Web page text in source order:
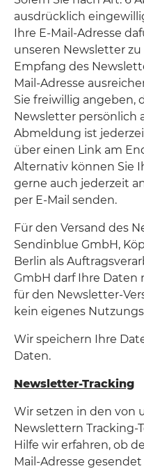
ausdrücklich
Ihre E-Mail-Adresse
unseren Newsletter
Empfang des
Mail-Adresse
Sie freiwillig angeben,
Newsletter persönlich
Abmeldung ist
über einen Link am
Alternativ können Sie
gerne auch jederzeit
per E-Mail senden.
Für den Versand des
Sendinblue GmbH,
Berlin als
GmbH darf Ihre Daten
für den Newsletter-
kein eigenes
Wir speichern Ihre
Daten.
Newsletter-Tracking
Wir setzen in den von
Newslettern Tracking-
Hilfe wir erfahren, ob
Mail-Adresse